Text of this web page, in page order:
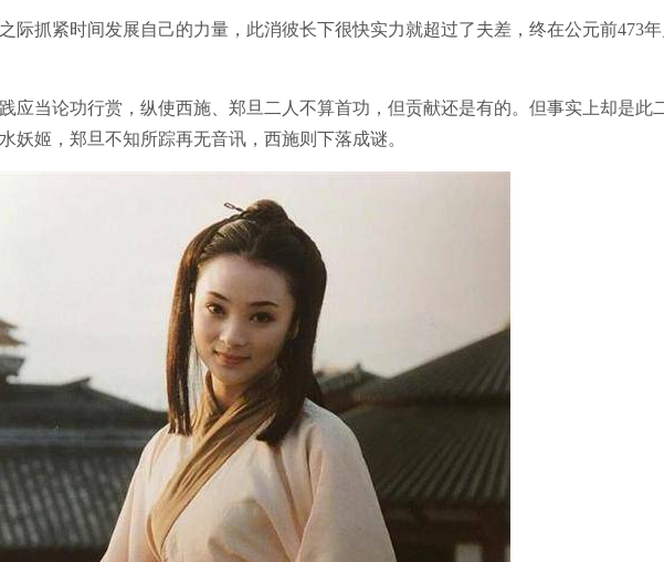
抓紧时间发展自己的力量，此消彼长下很快实力就超过了夫差，终在公元前473
当论功行赏，纵使西施、郑旦二人不算首功，但贡献还是有的。但事实上却是此
妖姬，郑旦不知所踪再无音讯，西施则下落成谜。